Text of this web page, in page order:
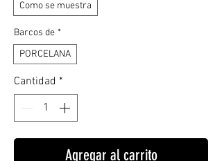
Como se muestra
Barcos de *
PORCELANA
Cantidad *
Agregar al carrito